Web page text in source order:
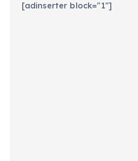
[adinserter block="1"]